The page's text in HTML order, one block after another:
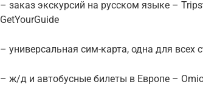
– заказ экскурсий на русском языке –
GetYourGuide
– универсальная сим-карта, одна для всех
– ж/д и автобусные билеты в Европе –